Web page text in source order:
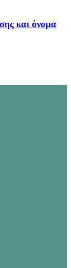
και όνομα